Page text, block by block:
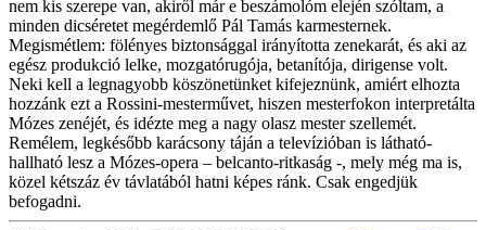
nem kis szerepe van, akiről már e beszámolóm elején szóltam, a
minden dicséretet megérdemlő Pál Tamás karmesternek.
Megismétlem: fölényes biztonsággal irányította zenekarát, és aki az
egész produkció lelke, mozgatórugója, betanítója, dirigense volt.
Neki kell a legnagyobb köszönetünket kifejeznünk, amiért elhozta
hozzánk ezt a Rossini-mesterművet, hiszen mesterfokon interpretálta
Mózes zenéjét, és idézte meg a nagy olasz mester szellemét.
Remélem, legkésőbb karácsony táján a televízióban is látható-
hallható lesz a Mózes-opera – belcanto-ritkaság -, mely még ma is,
közel kétszáz év távlatából hatni képes ránk. Csak engedjük
befogadni.